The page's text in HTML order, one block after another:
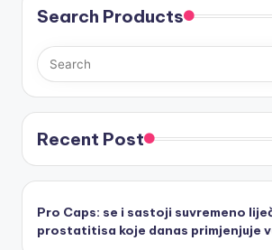
Search Products
Recent Post
Pro Caps: se i sastoji suvremeno
prostatitisa koje danas primjenjuje